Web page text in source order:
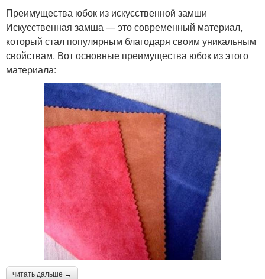
Преимущества юбок из искусственной замши
Искусственная замша — это современный материал,
который стал популярным благодаря своим уникальным
свойствам. Вот основные преимущества юбок из этого
материала:
читать дальше →